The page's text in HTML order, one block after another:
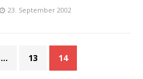
23. September 2002
… 13 14